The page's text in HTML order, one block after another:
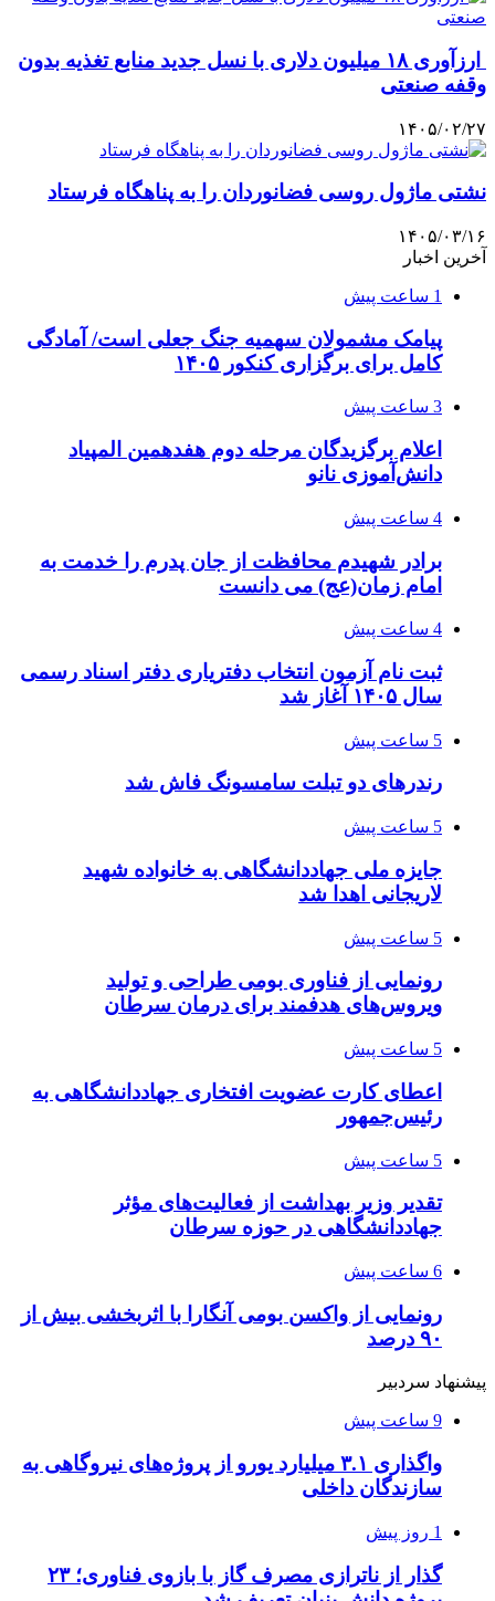
ارزآوری ۱۸ میلیون دلاری با نسل جدید منابع تغذیه بدون
وقفه صنعتی
۱۴۰۵/۰۲/۲۷
نشتی ماژول روسی فضانوردان را به پناهگاه فرستاد
۱۴۰۵/۰۳/۱۶
آخرین اخبار
1 ساعت پیش
پیامک مشمولان سهمیه جنگ جعلی است/ آمادگی
کامل برای برگزاری کنکور ۱۴۰۵
3 ساعت پیش
اعلام برگزیدگان مرحله دوم هفدهمین المپیاد
دانش‌آموزی نانو
4 ساعت پیش
برادر شهیدم محافظت از جان پدرم را خدمت به
امام زمان(عج) می دانست
4 ساعت پیش
ثبت نام آزمون انتخاب دفتریاری دفتر اسناد رسمی
سال ۱۴۰۵ آغاز شد
5 ساعت پیش
رندرهای دو تبلت سامسونگ فاش شد
5 ساعت پیش
جایزه ملی جهاددانشگاهی به خانواده شهید
لاریجانی اهدا شد
5 ساعت پیش
رونمایی از فناوری بومی طراحی و تولید
ویروس‌های هدفمند برای درمان سرطان
5 ساعت پیش
اعطای کارت عضویت افتخاری جهاددانشگاهی به
رئیس‌جمهور
5 ساعت پیش
تقدیر وزیر بهداشت از فعالیت‌های مؤثر
جهاددانشگاهی در حوزه سرطان
6 ساعت پیش
رونمایی از واکسن بومی آنگارا با اثربخشی بیش از
۹۰ درصد
پیشنهاد سردبیر
9 ساعت پیش
واگذاری ۳.۱ میلیارد یورو از پروژه‌های نیروگاهی به
سازندگان داخلی
1 روز پیش
گذار از ناترازی مصرف گاز با بازوی فناوری؛ ۲۳